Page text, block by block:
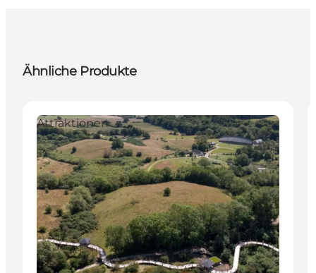
Ähnliche Produkte
Attraktionen